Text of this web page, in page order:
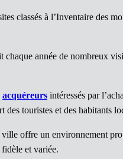
classés à l’Inventaire des
année de nombreux
acquéreurs intéressés par
des touristes et des habitants
offre un environnement
et variée.